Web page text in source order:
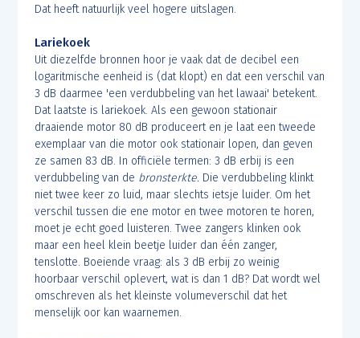
Dat heeft natuurlijk veel hogere uitslagen.
Lariekoek
Uit diezelfde bronnen hoor je vaak dat de decibel een
logaritmische eenheid is (dat klopt) en dat een verschil van
3 dB daarmee 'een verdubbeling van het lawaai' betekent.
Dat laatste is lariekoek. Als een gewoon stationair
draaiende motor 80 dB produceert en je laat een tweede
exemplaar van die motor ook stationair lopen, dan geven
ze samen 83 dB. In officiële termen: 3 dB erbij is een
verdubbeling van de bronsterkte. Die verdubbeling klinkt
niet twee keer zo luid, maar slechts ietsje luider. Om het
verschil tussen die ene motor en twee motoren te horen,
moet je echt goed luisteren. Twee zangers klinken ook
maar een heel klein beetje luider dan één zanger,
tenslotte. Boeiende vraag: als 3 dB erbij zo weinig
hoorbaar verschil oplevert, wat is dan 1 dB? Dat wordt wel
omschreven als het kleinste volumeverschil dat het
menselijk oor kan waarnemen.